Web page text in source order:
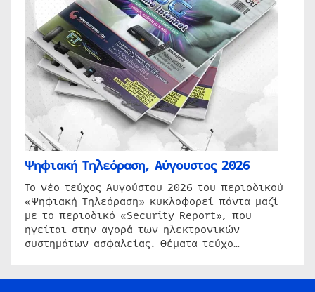
Ψηφιακή Τηλεόραση, Αύγουστος 2026
Το νέο τεύχος Αυγούστου 2026 του περιοδικού
«Ψηφιακή Τηλεόραση» κυκλοφορεί πάντα μαζί
με το περιοδικό «Security Report», που
ηγείται στην αγορά των ηλεκτρονικών
συστημάτων ασφαλείας. Θέματα τεύχο…